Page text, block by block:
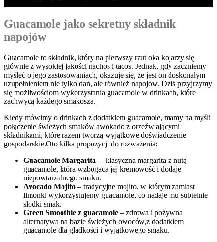
Guacamole jako sekretny składnik
napojów
Guacamole to składnik, który‍ na pierwszy rzut oka kojarzy się
głównie z wysokiej​ jakości nachos ⁣i‍ tacos. Jednak, gdy zaczniemy
‍myśleć o ‍jego zastosowaniach, okazuje się, że jest on doskonałym
uzupełnieniem nie⁤ tylko dań, ale również napojów. Dziś przyjrzymy
⁤się‍ możliwościom wykorzystania guacamole w drinkach, które
⁣zachwycą każdego smakosza.
Kiedy mówimy o ⁤drinkach z dodatkiem⁣ guacamole, ‍mamy na⁢ myśli
połączenie świeżych smaków awokado​ z ⁢orzeźwiającymi
składnikami, które razem tworzą wyjątkowe ​doświadczenie
gospodarskie.Oto kilka propozycji do rozważenia:
Guacamole ⁢Margarita ⁣ – ⁣klasyczna margarita z nutą
guacamole, która⁤ wzbogaca jej kremowość i dodaje
niepowtarzalnego smaku.
Avocado⁤ Mojito – tradycyjne ‍mojito,‍ w którym zamiast⁤
limonki wykorzystujemy⁣ guacamole,‌ co‌ nadaje mu subtelnie​
słodki smak.
Green ⁤Smoothie⁣ z guacamole – zdrowa i pożywna
alternatywa na bazie świeżych owoców,z ⁣dodatkiem
⁤guacamole dla gładkości i wyjątkowego smaku.